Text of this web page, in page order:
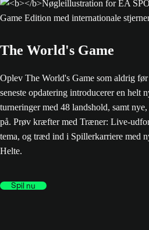
The World's Game
Oplev The World's Game som aldrig
seneste opdatering introducerer en helt
turneringer med 48 landshold, samt
på. Prøv kræfter med Træner: Live-
tema, og træd ind i Spillerkarriere med
Helte.
Spil nu